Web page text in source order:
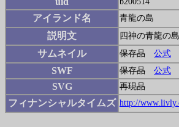
アイランド名 青龍の島
説明文 四神の青龍の
サムネイル 保存品 公式
SWF 保存品 公式
SVG 再現品
フィナンシャルタイムズ http://